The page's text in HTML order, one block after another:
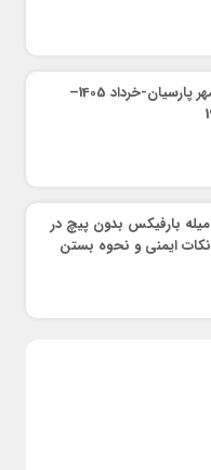
مجله ورزشی مهر پارسیان-خرداد 1405–
بارفیکس بدون پیچ در
ایمنی و نحوه بستن